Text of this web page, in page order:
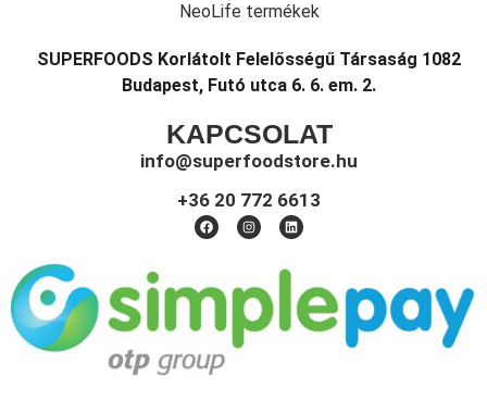
NeoLife termékek
SUPERFOODS Korlátolt Felelősségű Társaság 1082
Budapest, Futó utca 6. 6. em. 2.
KAPCSOLAT
info@superfoodstore.hu
+36 20 772 6613